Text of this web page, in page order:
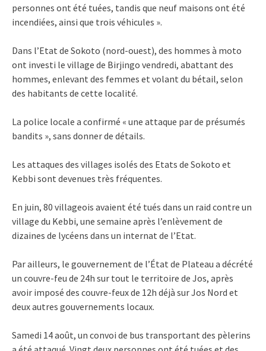
personnes ont été tuées, tandis que neuf maisons ont été
incendiées, ainsi que trois véhicules ».
Dans l’Etat de Sokoto (nord-ouest), des hommes à moto
ont investi le village de Birjingo vendredi, abattant des
hommes, enlevant des femmes et volant du bétail, selon
des habitants de cette localité.
La police locale a confirmé « une attaque par de présumés
bandits », sans donner de détails.
Les attaques des villages isolés des Etats de Sokoto et
Kebbi sont devenues très fréquentes.
En juin, 80 villageois avaient été tués dans un raid contre un
village du Kebbi, une semaine après l’enlèvement de
dizaines de lycéens dans un internat de l’Etat.
Par ailleurs, le gouvernement de l’État de Plateau a décrété
un couvre-feu de 24h sur tout le territoire de Jos, après
avoir imposé des couvre-feux de 12h déjà sur Jos Nord et
deux autres gouvernements locaux.
Samedi 14 août, un convoi de bus transportant des pèlerins